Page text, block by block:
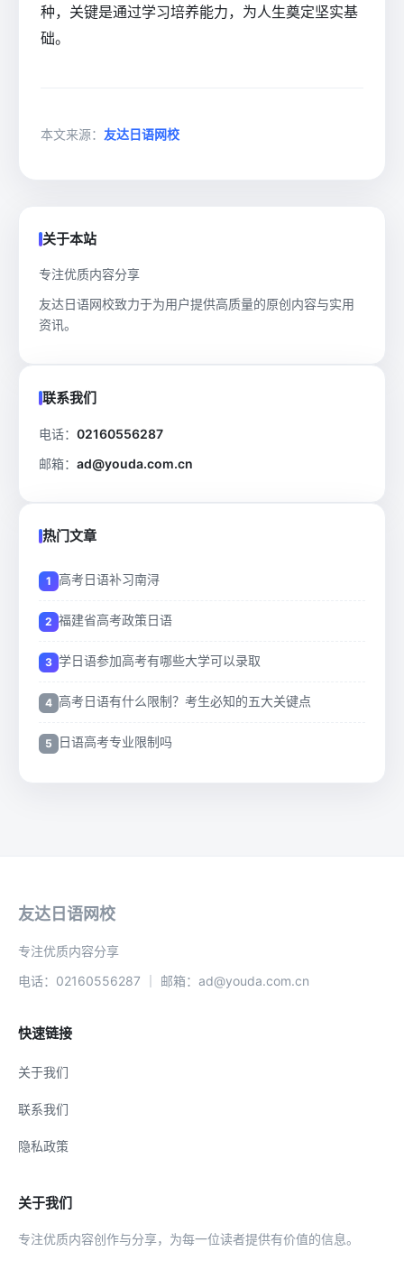
种，关键是通过学习培养能力，为人生奠定坚实基
础。
本文来源： 友达日语网校
关于本站
专注优质内容分享
友达日语网校致力于为用户提供高质量的原创内容与实用
资讯。
联系我们
电话： 02160556287
邮箱： ad@youda.com.cn
热门文章
高考日语补习南浔
福建省高考政策日语
学日语参加高考有哪些大学可以录取
高考日语有什么限制？考生必知的五大关键点
日语高考专业限制吗
友达日语网校
专注优质内容分享
电话：02160556287 ｜ 邮箱：ad@youda.com.cn
快速链接
关于我们
联系我们
隐私政策
关于我们
专注优质内容创作与分享，为每一位读者提供有价值的信息。